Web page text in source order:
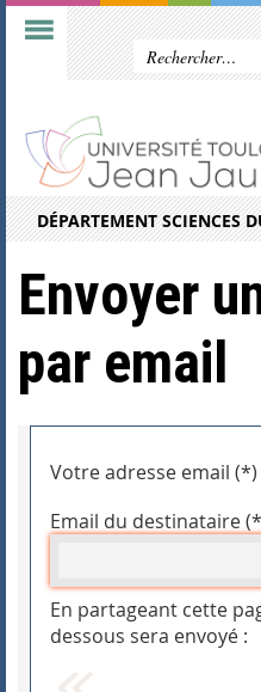
DÉPARTEMENT SCIENCES
Envoyer
par email
Votre adresse email (*)
Email du destinataire
En partageant cette
dessous sera envoyé :